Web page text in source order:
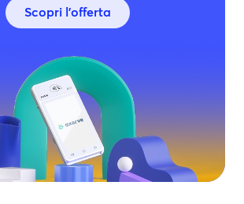
Scopri l’offerta